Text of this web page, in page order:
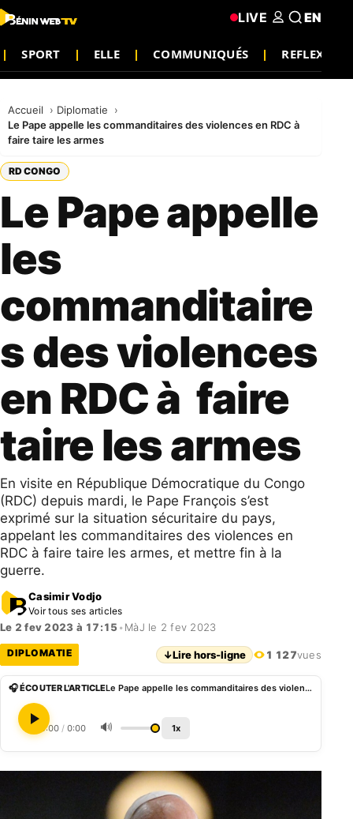
SPORT ELLE COMMUNIQUÉS REFLEXION
LIVE EN
Accueil
Diplomatie
Le Pape appelle les commanditaires des violences en RDC à
faire taire les armes
RD CONGO
Le Pape appelle
les
commanditaire
s des violences
en RDC à faire
taire les armes
En visite en République Démocratique du Congo
(RDC) depuis mardi, le Pape François s’est
exprimé sur la situation sécuritaire du pays,
appelant les commanditaires des violences en
RDC à faire taire les armes, et mettre fin à la
guerre.
Casimir Vodjo
Voir tous ses articles
Le 2 fev 2023 à 17:15 • MàJ le 2 fev 2023
DIPLOMATIE ↓Lire hors-ligne 1 127vues
🎧 ÉCOUTER L'ARTICLE Le Pape appelle les commanditaires des violences en RDC à faire taire les armes
0:00 / 0:00 🔊 1x